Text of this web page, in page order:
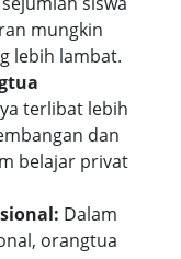
mungkin
lebih lambat.
terlibat lebih
dan
belajar privat
Dalam
orangtua